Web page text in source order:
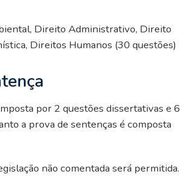
Direito Administrativo, Direito
Direitos Humanos (30 questões)
por 2 questões dissertativas e 6
a prova de sentenças é composta
não comentada será permitida.